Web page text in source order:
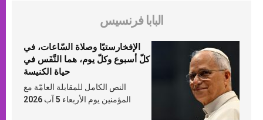
البابا فرنسيس
الإفخارستيّا وصلاة السّاعات، في
كلّ أسبوع وكلّ يوم، هما النَّفَس في
حياة الكنيسة
النص الكامل للمقابلة العامّة مع
المؤمنين يوم الأربعاء 5 آب 2026